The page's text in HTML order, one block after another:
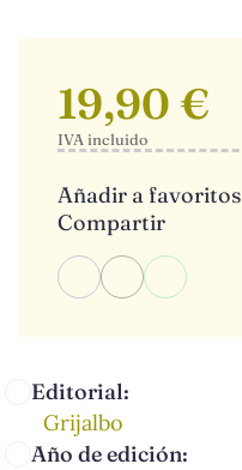
Editorial:
Grijalbo
Año de edición:
19,90 €
IVA incluido
Añadir a favoritos
Compartir